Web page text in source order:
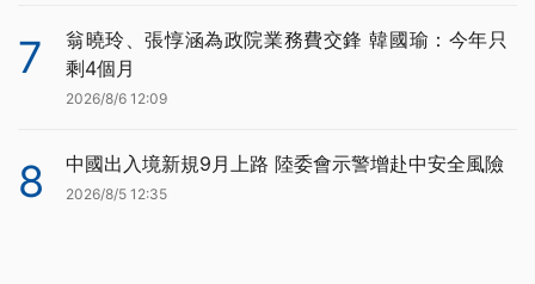
7
翁曉玲、張惇涵為政院業務費交鋒 韓國瑜：今年只
剩4個月
2026/8/6 12:09
8 中國出入境新規9月上路 陸委會示警增赴中安全風險
2026/8/5 12:35